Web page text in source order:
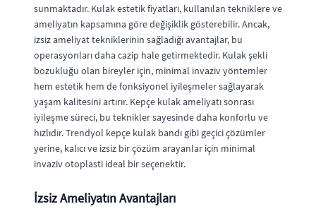
sunmaktadır. Kulak estetik fiyatları, kullanılan tekniklere ve
ameliyatın kapsamına göre değişiklik gösterebilir. Ancak,
izsiz ameliyat tekniklerinin sağladığı avantajlar, bu
operasyonları daha cazip hale getirmektedir. Kulak şekli
bozukluğu olan bireyler için, minimal invaziv yöntemler
hem estetik hem de fonksiyonel iyileşmeler sağlayarak
yaşam kalitesini artırır. Kepçe kulak ameliyatı sonrası
iyileşme süreci, bu teknikler sayesinde daha konforlu ve
hızlıdır. Trendyol kepçe kulak bandı gibi geçici çözümler
yerine, kalıcı ve izsiz bir çözüm arayanlar için minimal
invaziv otoplasti ideal bir seçenektir.
İzsiz Ameliyatın Avantajları